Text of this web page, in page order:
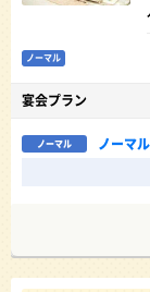
ノーマル
宴会プラン
ノーマル
ノーマ